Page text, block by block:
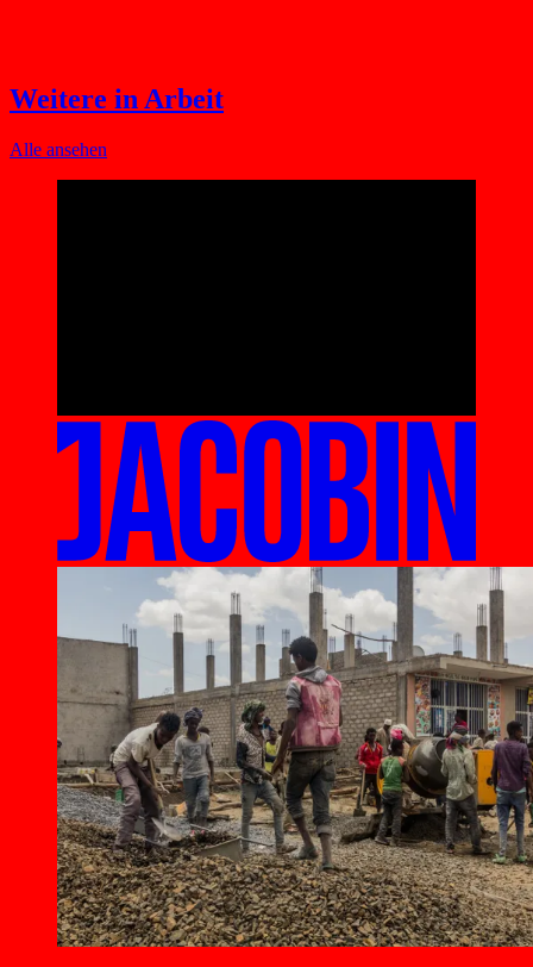
Weitere in Arbeit
Alle ansehen